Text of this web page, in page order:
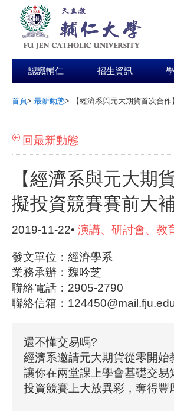
認識輔仁 招生資訊
首頁> 最新動態> 【經濟系與元大期貨首次合
回最新動態
【經濟系與元大期
擬投資競賽賽前大
2019-11-22• 演講、研討會、教
發文單位：經濟學系
業務承辦：魏吟芝
聯絡電話：2905-2790
聯絡信箱：
還不懂交易嗎?
經濟系邀請元大期貨從零開始
讓你在兩堂課上學會基礎交
投資競賽上大放異彩，奪得豐